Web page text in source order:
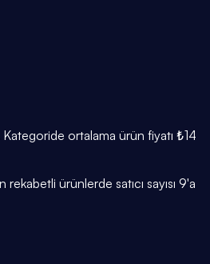
ortalama ürün fiyatı ₺14
ürünlerde satıcı sayısı 9'a